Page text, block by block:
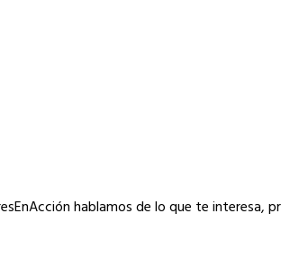
hablamos de lo que te interesa,